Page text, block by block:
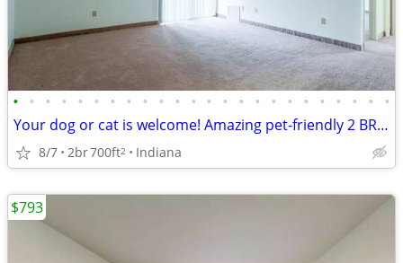
• • • • • • • • • • • • • • • • • • • • • • • •
Your dog or cat is welcome! Amazing pet-friendly 2 BR / 1 BA!
8/7 2br700ft2 Indiana
$793